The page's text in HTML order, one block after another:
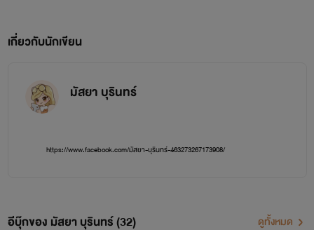
เกี่ยวกับนักเขียน
มัสยา บุรินทร์
https://www.facebook.com/มัสยา-บุรินทร์-463273267173908/
อีบุ๊กของ มัสยา บุรินทร์ (32) ดูทั้งหมด